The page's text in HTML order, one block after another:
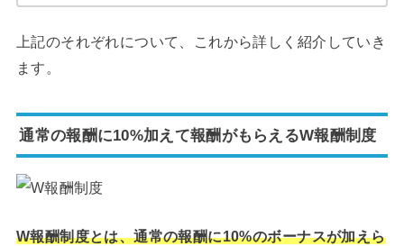
上記のそれぞれについて、これから詳しく紹介していき
ます。
通常の報酬に10%加えて報酬がもらえるW報酬制度
W報酬制度とは、通常の報酬に10%のボーナスが加えら